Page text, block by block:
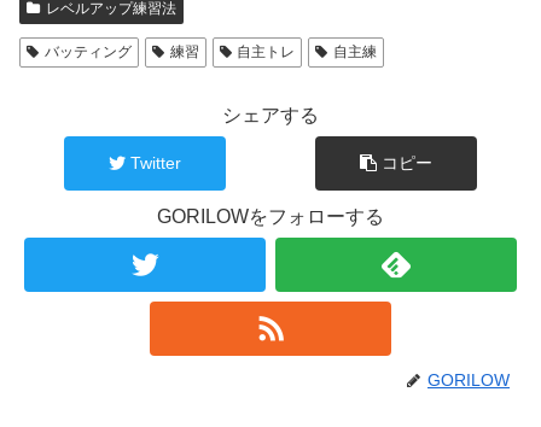
レベルアップ練習法
バッティング 練習 自主トレ 自主練
シェアする
Twitter コピー
GORILOWをフォローする
GORILOW